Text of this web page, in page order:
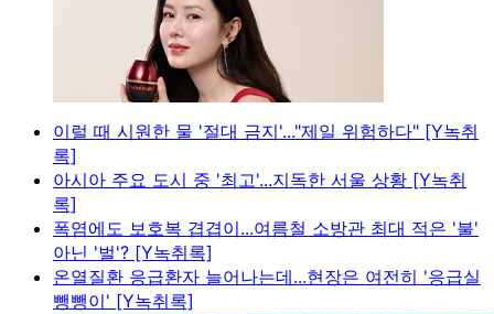
이럴 때 시원한 물 '절대 금지'..."제일 위험하다" [Y녹취
록]
아시아 주요 도시 중 '최고'...지독한 서울 상황 [Y녹취
록]
폭염에도 보호복 겹겹이...여름철 소방관 최대 적은 '불'
아닌 '벌'? [Y녹취록]
온열질환 응급환자 늘어나는데...현장은 여전히 '응급실
뺑뺑이' [Y녹취록]